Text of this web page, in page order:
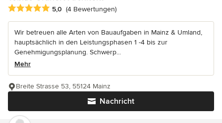
Durchschnittliche Bewertung: 5 von 5 Sternen
5,0 (4 Bewertungen)
Wir betreuen alle Arten von Bauaufgaben in Mainz & Umland,
hauptsächlich in den Leistungsphasen 1 -4 bis zur
Genehmigungsplanung. Schwerp...
Mehr
Nachricht
Breite Strasse 53, 55124 Mainz